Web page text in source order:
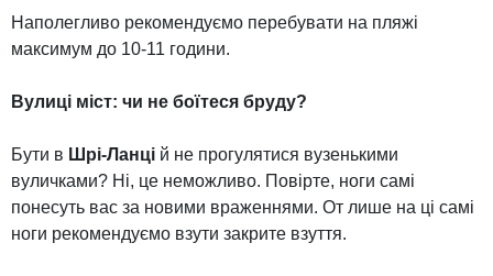
Наполегливо рекомендуємо перебувати на пляжі
максимум до 10-11 години.
Вулиці міст: чи не боїтеся бруду?
Бути в Шрі-Ланці й не прогулятися вузенькими
вуличками? Ні, це неможливо. Повірте, ноги самі
понесуть вас за новими враженнями. От лише на ці самі
ноги рекомендуємо взути закрите взуття.